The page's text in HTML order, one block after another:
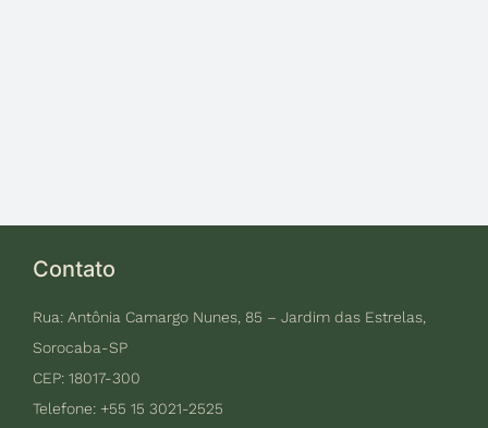
Contato
Rua: Antônia Camargo Nunes, 85 – Jardim das Estrelas,
Sorocaba-SP
CEP: 18017-300
Telefone: +55 15 3021-2525